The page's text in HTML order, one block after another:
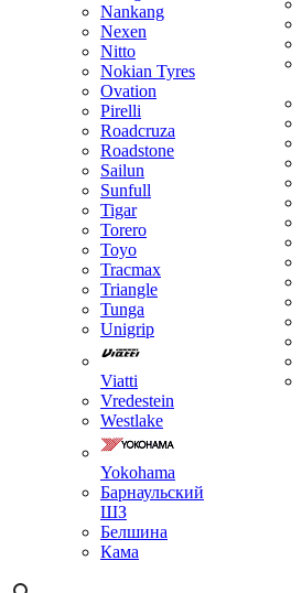
Nankang
Nexen
Nitto
Nokian Tyres
Ovation
Pirelli
Roadcruza
Roadstone
Sailun
Sunfull
Tigar
Torero
Toyo
Tracmax
Triangle
Tunga
Unigrip
Viatti
Vredestein
Westlake
Yokohama
Барнаульский
ШЗ
Белшина
Кама